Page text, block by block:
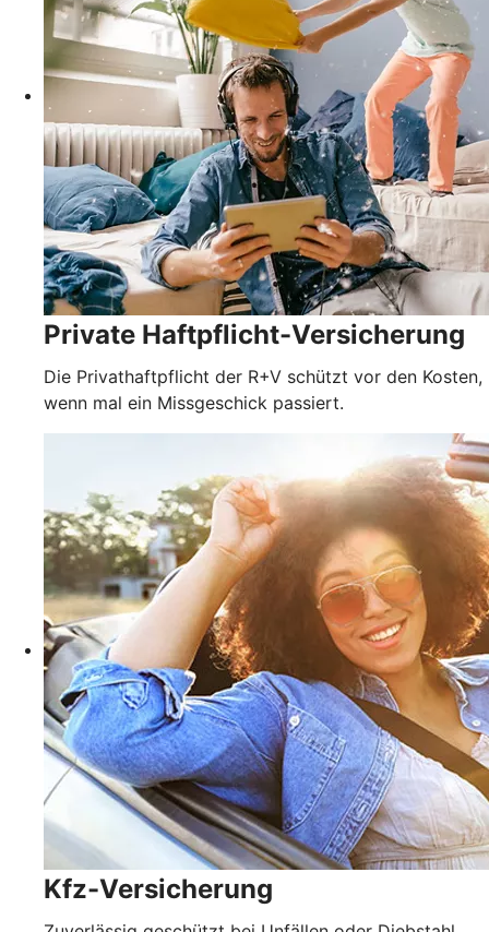
Private Haftpflicht-Versicherung
Die Privathaftpflicht der R+V schützt vor den Kosten,
wenn mal ein Missgeschick passiert.
Kfz-Versicherung